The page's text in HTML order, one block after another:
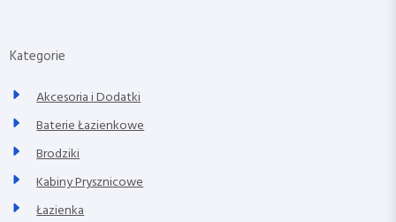
Kategorie
Akcesoria i Dodatki
Baterie Łazienkowe
Brodziki
Kabiny Prysznicowe
Łazienka